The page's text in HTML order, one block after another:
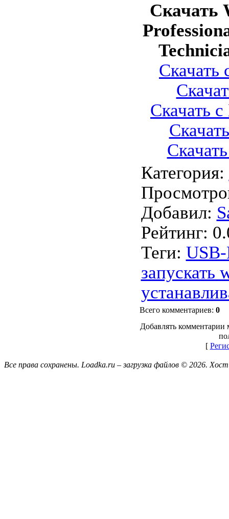
Скачать
Скачать
Скачать
Категория:
Добавил:
Рейтинг:
Теги:
запускать
Всего комментариев: 0
Добавлять комментарии
[
Все права сохранены. Loadka.ru – загрузка файлов © 2026.